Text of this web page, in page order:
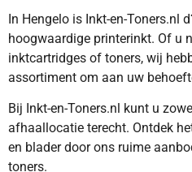
In Hengelo is Inkt-en-Toners.nl
hoogwaardige printerinkt. Of u
inktcartridges of toners, wij
assortiment om aan uw
Bij Inkt-en-Toners.nl kunt u
afhaallocatie terecht. Ontdek
en blader door ons ruime
toners.